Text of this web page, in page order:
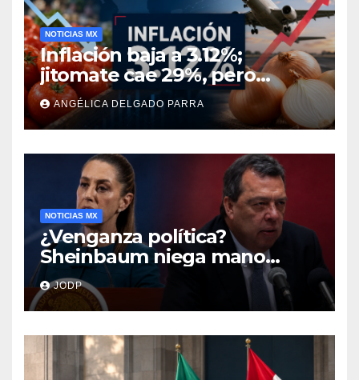
NOTICIAS MX
Inflación baja a 3.12%;
jitomate cae 29%, pero
cebolla y vuelos se
encarecen
ANGÉLICA DELGADO PARRA
NOTICIAS MX
¿Venganza política?
Sheinbaum niega mano
negra en captura de Ángel
Aguirre
JODP